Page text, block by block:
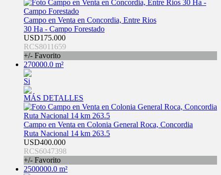
Campo en Venta en Concordia, Entre Rios
30 Ha - Campo Forestado
USD175.000
RCS8011659
+/- Favorito
270000.0 m²
Si
MÁS DETALLES
Campo en Venta en Colonia General Roca, Concordia
Ruta Nacional 14 km 263.5
USD400.000
RCS6047398
+/- Favorito
2500000.0 m²